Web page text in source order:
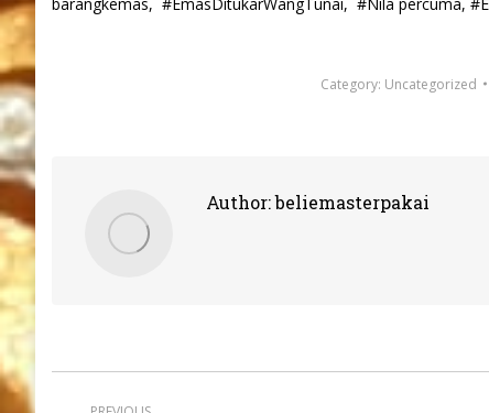
Category: Uncategorized
Author:beliemasterpakai